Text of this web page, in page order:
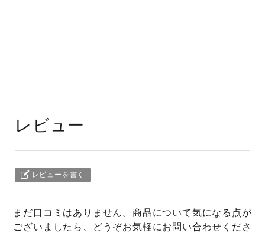
レビュー
レビューを書く
まだ口コミはありません。商品について気になる点が
ございましたら、どうぞお気軽にお問い合わせくださ